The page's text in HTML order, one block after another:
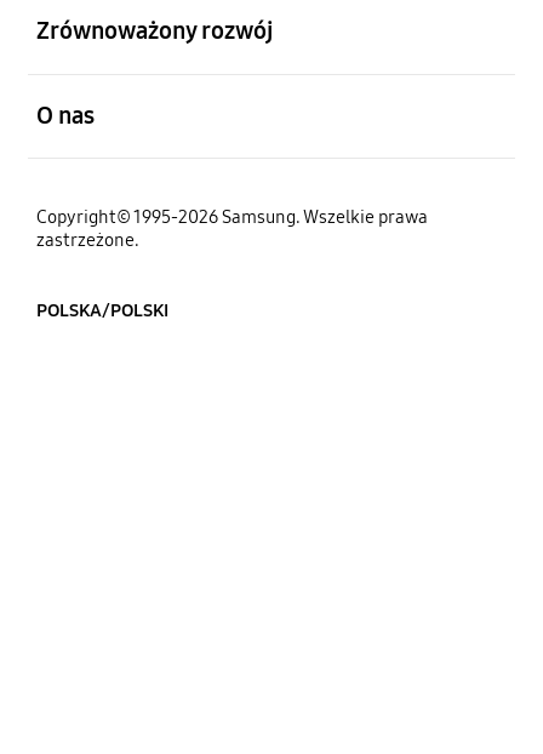
Zrównoważony rozwój
O nas
Copyright© 1995-2026 Samsung. Wszelkie prawa
zastrzeżone.
POLSKA/POLSKI